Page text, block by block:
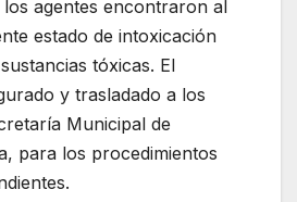
agentes encontraron al
estado de intoxicación
tóxicas. El
y trasladado a los
Municipal de
para los procedimientos